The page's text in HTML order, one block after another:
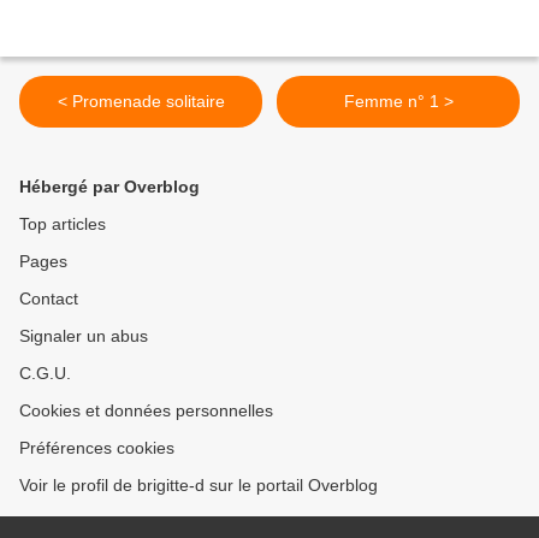
< Promenade solitaire Femme n° 1 >
Hébergé par Overblog
Top articles
Pages
Contact
Signaler un abus
C.G.U.
Cookies et données personnelles
Préférences cookies
Voir le profil de brigitte-d sur le portail Overblog